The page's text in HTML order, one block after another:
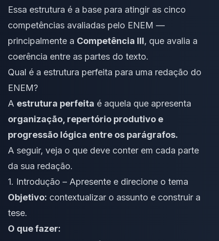
Essa estrutura é a base para atingir as cinco
competências avaliadas pelo ENEM —
principalmente a Competência III, que avalia a
coerência entre as partes do texto.
Qual é a estrutura perfeita para uma redação do
ENEM?
A estrutura perfeita é aquela que apresenta
organização, repertório produtivo e
progressão lógica entre os parágrafos.
A seguir, veja o que deve conter em cada parte
da sua redação.
1. Introdução – Apresente e direcione o tema
Objetivo: contextualizar o assunto e construir a
tese.
O que fazer: